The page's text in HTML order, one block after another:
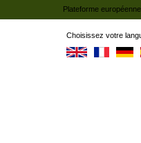
Choisissez votre
Plateforme